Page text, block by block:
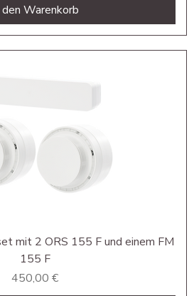
den Warenkorb
mit 2 ORS 155 F und einem FM
155 F
Preis
450,00 €